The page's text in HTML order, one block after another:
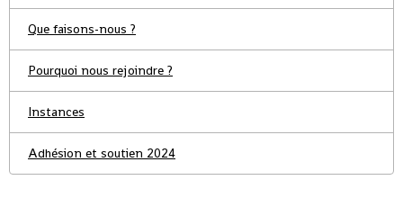
Que faisons-nous ?
Pourquoi nous rejoindre ?
Instances
Adhésion et soutien 2024